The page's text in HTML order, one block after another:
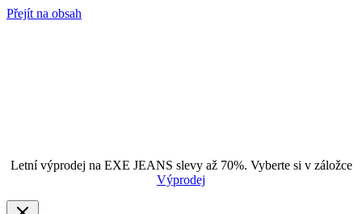
Přejít na obsah
Letní výprodej na EXE JEANS slevy až 70%. Vyberte si v záložce
Výprodej